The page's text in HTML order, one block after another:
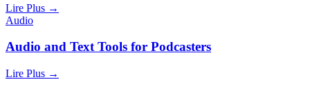
Lire Plus →
Audio
Audio and Text Tools for Podcasters
Lire Plus →